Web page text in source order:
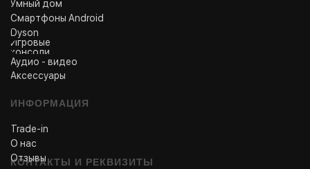
ИНФОРМАЦИЯ
КОНТАКТЫ И РЕКВИЗИТЫ
Отзывы
О нас
Trade-in
Смартфоны Android
Dyson
Умный дом
Игровые
консоли
Аудио - видео
Аксессуары